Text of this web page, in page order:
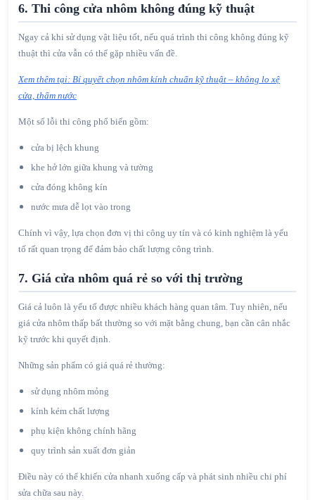
6. Thi công cửa nhôm không đúng kỹ thuật
Ngay cả khi sử dụng vật liệu tốt, nếu quá trình thi công không đúng kỹ
thuật thì cửa vẫn có thể gặp nhiều vấn đề.
Xem thêm tại: Bí quyết chọn nhôm kính chuẩn kỹ thuật – không lo xệ
cửa, thấm nước
Một số lỗi thi công phổ biến gồm:
cửa bị lệch khung
khe hở lớn giữa khung và tường
cửa đóng không kín
nước mưa dễ lọt vào trong
Chính vì vậy, lựa chọn đơn vị thi công uy tín và có kinh nghiệm là yếu
tố rất quan trọng để đảm bảo chất lượng công trình.
7. Giá cửa nhôm quá rẻ so với thị trường
Giá cả luôn là yếu tố được nhiều khách hàng quan tâm. Tuy nhiên, nếu
giá cửa nhôm thấp bất thường so với mặt bằng chung, bạn cần cân nhắc
kỹ trước khi quyết định.
Những sản phẩm có giá quá rẻ thường:
sử dụng nhôm mỏng
kính kém chất lượng
phụ kiện không chính hãng
quy trình sản xuất đơn giản
Điều này có thể khiến cửa nhanh xuống cấp và phát sinh nhiều chi phí
sửa chữa sau này.